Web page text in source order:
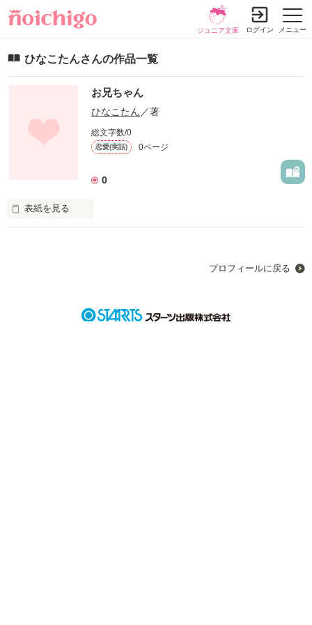
メニュー
ジュニア文庫 ログイン
ひなこたんさんの作品一覧
お兄ちゃん
ひなこたん ／著
総文字数/0
恋愛(実話) 0ページ
0
表紙を見る
プロフィールに戻る